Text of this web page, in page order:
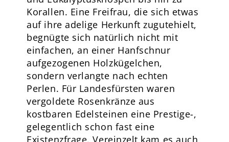
Korallen. Eine Freifrau, die sich etwas
auf ihre adelige Herkunft zugutehielt,
begnügte sich natürlich nicht mit
einfachen, an einer Hanfschnur
aufgezogenen Holzkügelchen,
sondern verlangte nach echten
Perlen. Für Landesfürsten waren
vergoldete Rosenkränze aus
kostbaren Edelsteinen eine Prestige-,
gelegentlich schon fast eine
Existenzfrage. Vereinzelt kam es auch